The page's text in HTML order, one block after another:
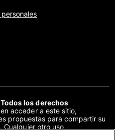
los derechos
acceder a este sitio,
propuestas para compartir su
Cualquier otro uso,